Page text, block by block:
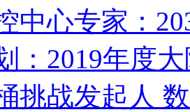
中心专家：
：2019年度
挑战发起人